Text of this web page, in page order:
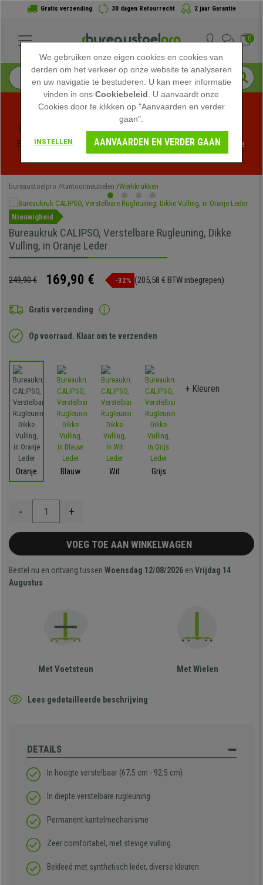
Gratis verzending 30 dagen Retourrecht 2 jaar Garantie
0
Profiteer van de Zomeruitverkoop bij bureaustoelpro!
Exclusieve kortingen voor een beperkte tijd - Bekijk de
bureaustoelpro Kantoormeubelen Werkkrukken
Nieuwigheid
Bureaukruk CALIPSO, Verstelbare Rugleuning, Dikke
Vulling, in Oranje Leder
249,90 € 169,90 € -32% (205,58 € BTW inbegrepen)
Gratis verzending
Op voorraad. Klaar om te verzenden
Oranje Blauw Wit Grijs
+ Kleuren
- +
VOEG TOE AAN WINKELWAGEN
Bestel nu en ontvang tussen Woensdag 12/08/2026 en Vrijdag 14
Augustus
Met Voetsteun Met Wielen
Lees gedetailleerde beschrijving
DETAILS
In hoogte verstelbaar (67,5 cm - 92,5 cm)
In diepte verstelbare rugleuning
Permanent kantelmechanisme
Zeer comfortabel, met stevige vulling
Bekleed met synthetisch leder, diverse kleuren
We gebruiken onze eigen cookies en cookies van
derden om het verkeer op onze website te analyseren
en uw navigatie te bestuderen. U kan meer informatie
vinden in onsCookiebeleid . U aanvaardt onze
Cookies door te klikken op "Aanvaarden en verder
gaan".
INSTELLEN AANVAARDEN EN VERDER GAAN